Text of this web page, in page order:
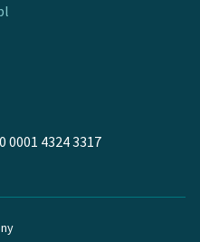
0001 4324 3317